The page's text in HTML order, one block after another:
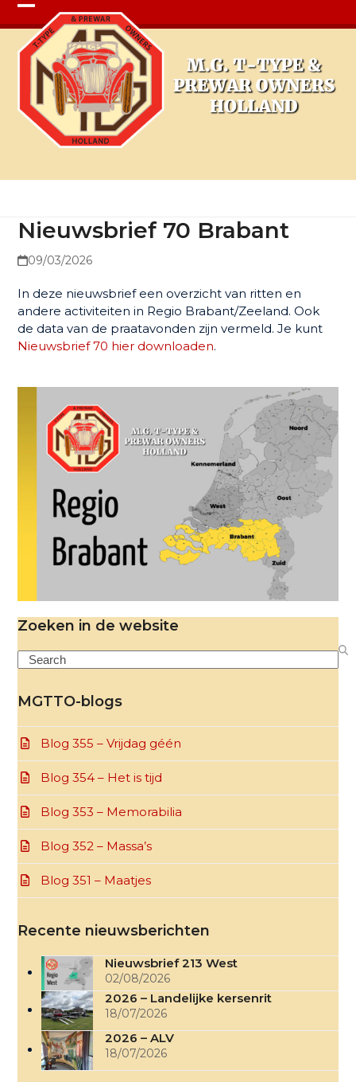
Open
mobile
menu
Close
mobile
menu
Nieuwsbrief 70 Brabant
09/03/2026
In deze nieuwsbrief een overzicht van ritten en
andere activiteiten in Regio Brabant/Zeeland. Ook
de data van de praatavonden zijn vermeld. Je kunt
Nieuwsbrief 70 hier downloaden.
Zoeken in de website
Search
MGTTO-blogs
Blog 355 – Vrijdag géén
Blog 354 – Het is tijd
Blog 353 – Memorabilia
Blog 352 – Massa’s
Blog 351 – Maatjes
Recente nieuwsberichten
Nieuwsbrief 213 West
02/08/2026
2026 – Landelijke kersenrit
18/07/2026
2026 – ALV
18/07/2026